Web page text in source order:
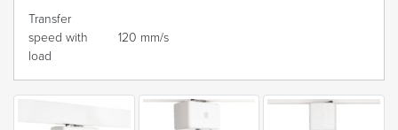
Transfer
speed with
load
120 mm/s